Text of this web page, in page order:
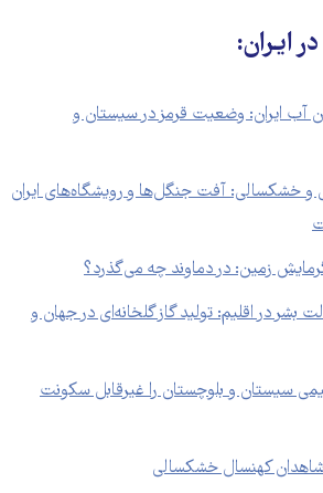
ایران:
آب ایران: وضعیت قرمز در سیستان و
و خشکسالی: آفت جنگل‌ها و رویشگاه‌های ایران
زمین: در دماوند چه می‌گذرد؟
بشر در اقلیم: تولید گاز گلخانه‌ای در جهان و
سیستان و بلوچستان را غیرقابل سکونت
شاهدان کهنسال خشکسالی